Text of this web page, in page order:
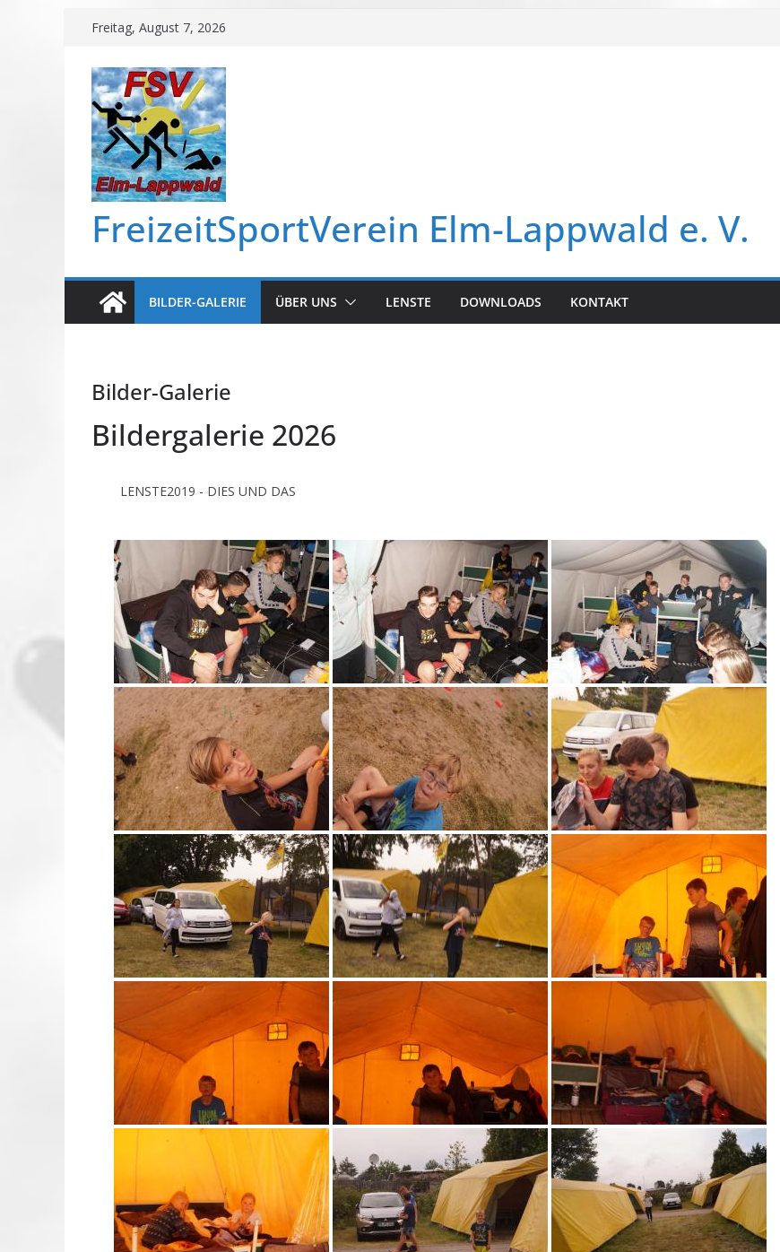
Zum
springen
Freitag, August 7, 2026
FreizeitSportVerein Elm-Lappwald e. V.
BILDER-GALERIE ÜBER UNS LENSTE DOWNLOADS KONTAKT
Bilder-Galerie
Bildergalerie 2026
LENSTE2019 - DIES UND DAS